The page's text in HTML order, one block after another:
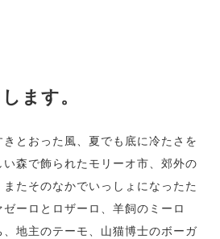
ます。
とおった風、夏でも底に冷たさを
森で飾られたモリーオ市、郊外の
たそのなかでいっしょになったた
ーロとロザーロ、羊飼のミーロ
地主のテーモ、山猫博士のボーガ